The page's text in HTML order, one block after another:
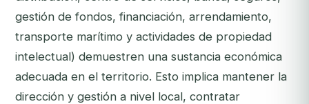
gestión de fondos, financiación, arrendamiento,
transporte marítimo y actividades de propiedad
intelectual) demuestren una sustancia económica
adecuada en el territorio. Esto implica mantener la
dirección y gestión a nivel local, contratar